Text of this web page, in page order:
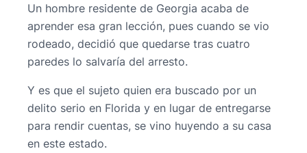
Un hombre residente de Georgia acaba de
aprender esa gran lección, pues cuando se vio
rodeado, decidió que quedarse tras cuatro
paredes lo salvaría del arresto.
Y es que el sujeto quien era buscado por un
delito serio en Florida y en lugar de entregarse
para rendir cuentas, se vino huyendo a su casa
en este estado.